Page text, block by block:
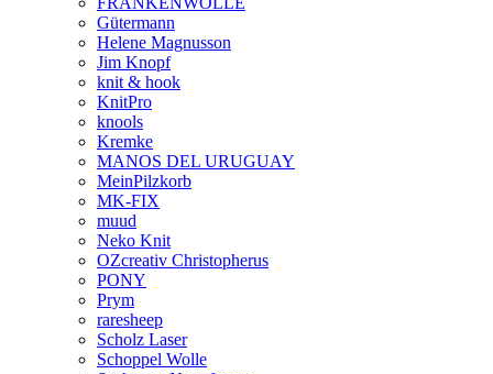
Gütermann
Helene Magnusson
Jim Knopf
knit & hook
KnitPro
knools
Kremke
MANOS DEL URUGUAY
MeinPilzkorb
MK-FIX
muud
Neko Knit
OZcreativ Christopherus
PONY
Prym
raresheep
Scholz Laser
Schoppel Wolle